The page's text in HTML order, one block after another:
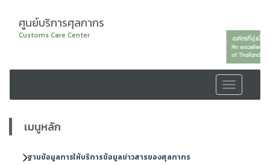
ศูนย์บริการศุลกากร
Customs Care Center
Toggle
navigation
เมนูหลัก
ฐานข้อมูลการให้บริการข้อมูลข่าวสารของศุลกากร